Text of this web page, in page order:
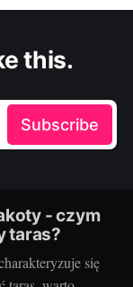
this.
Subscribe
- czym
taras?
się